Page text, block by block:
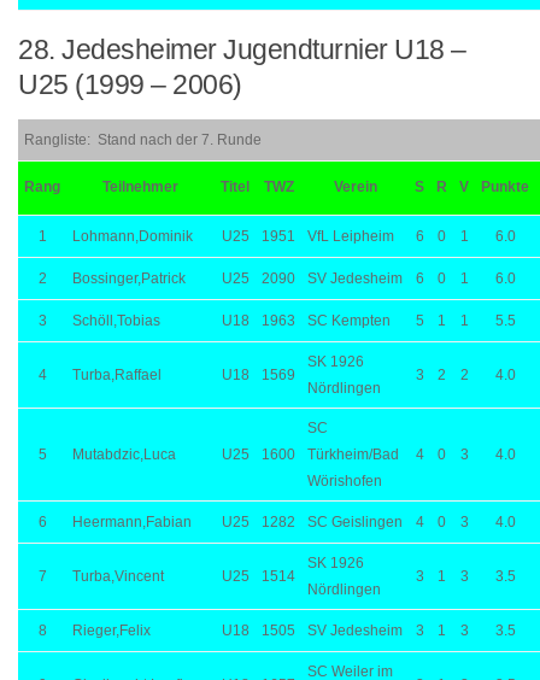
28. Jedesheimer Jugendturnier U18 –
U25 (1999 – 2006)
Rangliste: Stand nach der 7. Runde
Rang Teilnehmer Titel TWZ Verein S R V Punkte
1 Lohmann,Dominik U25 1951 VfL Leipheim 6 0 1 6.0
2 Bossinger,Patrick U25 2090 SV Jedesheim 6 0 1 6.0
3 Schöll,Tobias U18 1963 SC Kempten 5 1 1 5.5
4 Turba,Raffael U18 1569
SK 1926
Nördlingen
3 2 2 4.0
5 Mutabdzic,Luca U25 1600
SC
Türkheim/Bad
Wörishofen
4 0 3 4.0
6 Heermann,Fabian U25 1282 SC Geislingen 4 0 3 4.0
7 Turba,Vincent U25 1514
SK 1926
Nördlingen
3 1 3 3.5
8 Rieger,Felix U18 1505 SV Jedesheim 3 1 3 3.5
SC Weiler im